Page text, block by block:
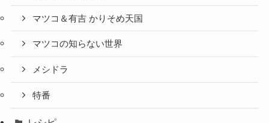
マツコ＆有吉 かりそめ天国
マツコの知らない世界
メシドラ
特番